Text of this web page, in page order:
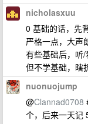
nicholasxuu
0 基础的话，先
严格一点，大声
有些基础后，听/
但不学基础，瞎
nuonuojump
@Clannad0708
个，后来一天记